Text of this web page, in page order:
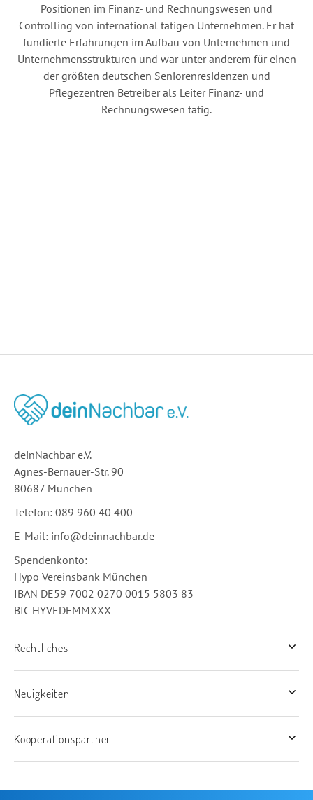
Positionen im Finanz- und Rechnungswesen und
Controlling von international tätigen Unternehmen. Er hat
fundierte Erfahrungen im Aufbau von Unternehmen und
Unternehmensstrukturen und war unter anderem für einen
der größten deutschen Seniorenresidenzen und
Pflegezentren Betreiber als Leiter Finanz- und
Rechnungswesen tätig.
deinNachbar e.V.
Agnes-Bernauer-Str. 90
80687 München
Telefon: 089 960 40 400
E-Mail: info@deinnachbar.de
Hypo Vereinsbank München
IBAN DE59 7002 0270 0015 5803 83
BIC HYVEDEMMXXX
Rechtliches
Neuigkeiten
Kooperationspartner